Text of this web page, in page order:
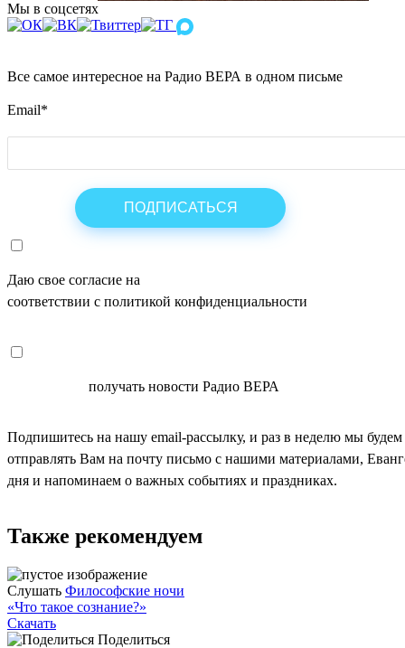
Мы в соцсетях
Все самое интересное на Радио ВЕРА в одном письме
Email*
Даю свое согласие на
соответствии с политикой конфиденциальности
получать новости Радио ВЕРА
Подпишитесь на нашу email-рассылку, и раз в неделю мы будем
отправлять Вам на почту письмо с нашими материалами,
дня и напоминаем о важных событиях и праздниках.
Также рекомендуем
Слушать Философские ночи
«Что такое сознание?»
Скачать
Поделиться